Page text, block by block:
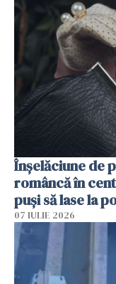
Înșelăciune de
româncă în
puși să lase la
07 IULIE 2026